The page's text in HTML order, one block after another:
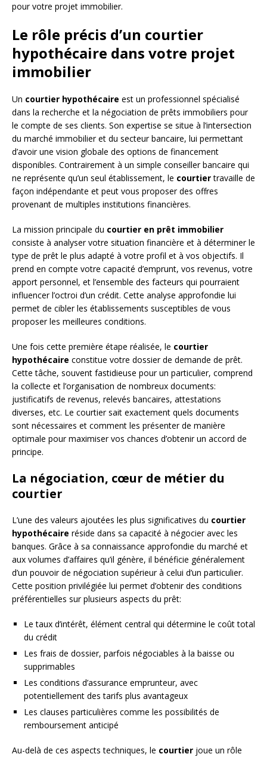
pour votre projet immobilier.
Le rôle précis d’un courtier
hypothécaire dans votre projet
immobilier
Un courtier hypothécaire est un professionnel spécialisé
dans la recherche et la négociation de prêts immobiliers pour
le compte de ses clients. Son expertise se situe à l’intersection
du marché immobilier et du secteur bancaire, lui permettant
d’avoir une vision globale des options de financement
disponibles. Contrairement à un simple conseiller bancaire qui
ne représente qu’un seul établissement, le courtiertravaille de
façon indépendante et peut vous proposer des offres
provenant de multiples institutions financières.
La mission principale du courtier en prêt immobilier
consiste à analyser votre situation financière et à déterminer le
type de prêt le plus adapté à votre profil et à vos objectifs. Il
prend en compte votre capacité d’emprunt, vos revenus, votre
apport personnel, et l’ensemble des facteurs qui pourraient
influencer l’octroi d’un crédit. Cette analyse approfondie lui
permet de cibler les établissements susceptibles de vous
proposer les meilleures conditions.
Une fois cette première étape réalisée, le courtier
hypothécaire constitue votre dossier de demande de prêt.
Cette tâche, souvent fastidieuse pour un particulier, comprend
la collecte et l’organisation de nombreux documents:
justificatifs de revenus, relevés bancaires, attestations
diverses, etc. Le courtier sait exactement quels documents
sont nécessaires et comment les présenter de manière
optimale pour maximiser vos chances d’obtenir un accord de
principe.
La négociation, cœur de métier du
courtier
L’une des valeurs ajoutées les plus significatives du courtier
hypothécaire réside dans sa capacité à négocier avec les
banques. Grâce à sa connaissance approfondie du marché et
aux volumes d’affaires qu’il génère, il bénéficie généralement
d’un pouvoir de négociation supérieur à celui d’un particulier.
Cette position privilégiée lui permet d’obtenir des conditions
préférentielles sur plusieurs aspects du prêt:
Le taux d’intérêt, élément central qui détermine le coût total
du crédit
Les frais de dossier, parfois négociables à la baisse ou
supprimables
Les conditions d’assurance emprunteur, avec
potentiellement des tarifs plus avantageux
Les clauses particulières comme les possibilités de
remboursement anticipé
Au-delà de ces aspects techniques, le courtier joue un rôle